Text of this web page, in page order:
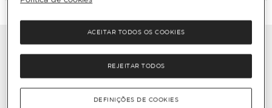
REJEITAR TODOS
ACEITAR TODOS OS COOKIES
DEFINIÇÕES DE COOKIES